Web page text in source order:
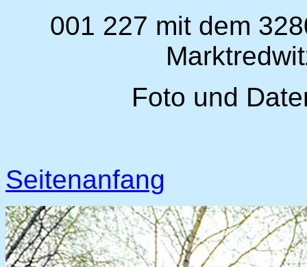
001 227 mit dem
Foto und
Seitenanfang